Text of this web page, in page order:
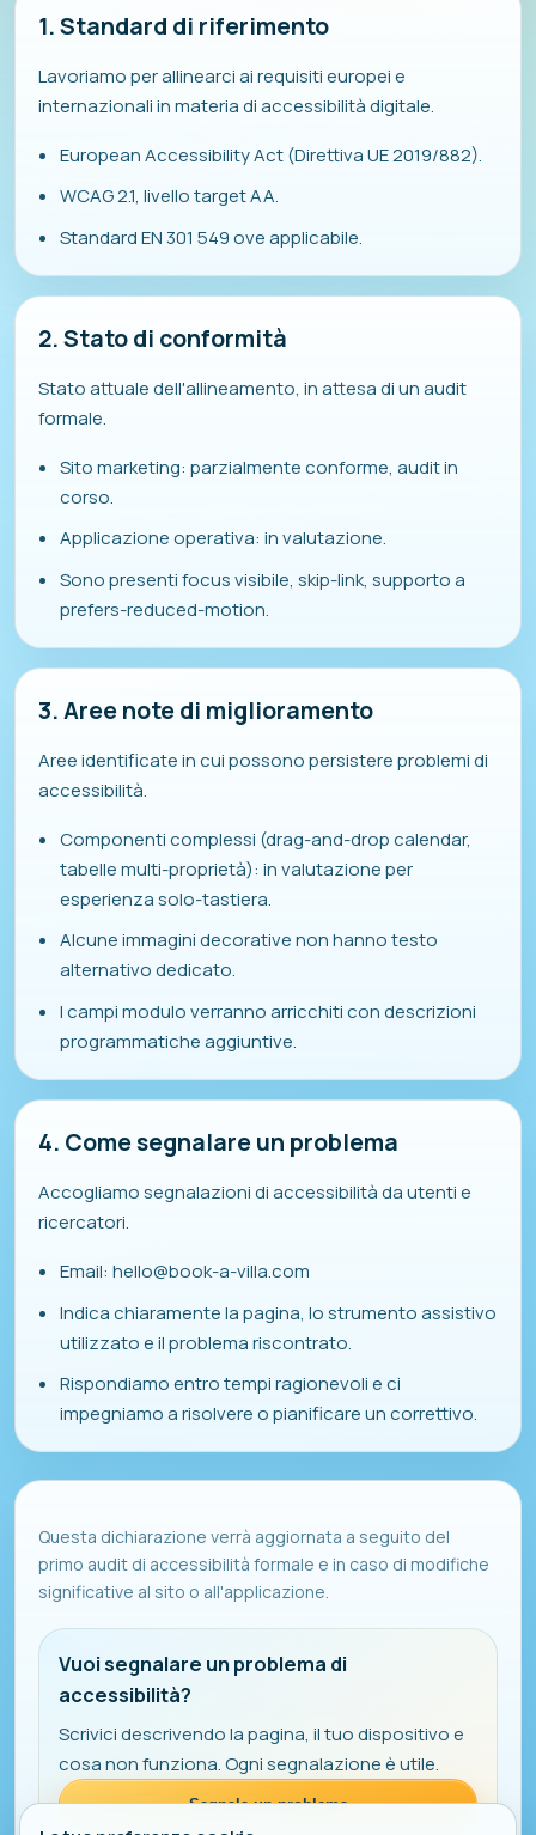
1. Standard di riferimento
Lavoriamo per allinearci ai requisiti europei e
internazionali in materia di accessibilità digitale.
European Accessibility Act (Direttiva UE 2019/882).
WCAG 2.1, livello target AA.
Standard EN 301 549 ove applicabile.
2. Stato di conformità
Stato attuale dell'allineamento, in attesa di un audit
formale.
Sito marketing: parzialmente conforme, audit in
corso.
Applicazione operativa: in valutazione.
Sono presenti focus visibile, skip-link, supporto a
prefers-reduced-motion.
3. Aree note di miglioramento
Aree identificate in cui possono persistere problemi di
accessibilità.
Componenti complessi (drag-and-drop calendar,
tabelle multi-proprietà): in valutazione per
esperienza solo-tastiera.
Alcune immagini decorative non hanno testo
alternativo dedicato.
I campi modulo verranno arricchiti con descrizioni
programmatiche aggiuntive.
4. Come segnalare un problema
Accogliamo segnalazioni di accessibilità da utenti e
ricercatori.
Email: hello@book-a-villa.com
Indica chiaramente la pagina, lo strumento assistivo
utilizzato e il problema riscontrato.
Rispondiamo entro tempi ragionevoli e ci
impegniamo a risolvere o pianificare un correttivo.
Questa dichiarazione verrà aggiornata a seguito del
primo audit di accessibilità formale e in caso di modifiche
significative al sito o all'applicazione.
Vuoi segnalare un problema di
accessibilità?
Scrivici descrivendo la pagina, il tuo dispositivo e
cosa non funziona. Ogni segnalazione è utile.
Segnala un problema